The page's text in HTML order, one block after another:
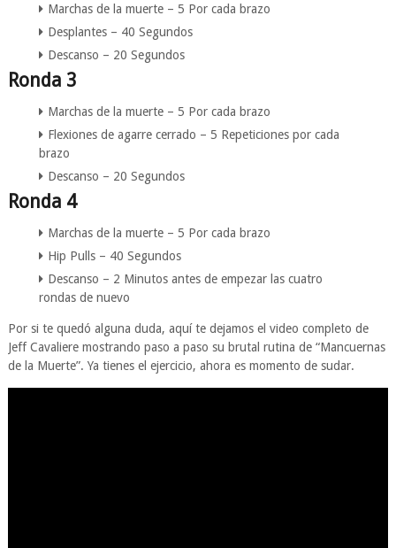
Marchas de la muerte – 5 Por cada brazo
Desplantes – 40 Segundos
Descanso – 20 Segundos
Ronda 3
Marchas de la muerte – 5 Por cada brazo
Flexiones de agarre cerrado – 5 Repeticiones por cada
brazo
Descanso – 20 Segundos
Ronda 4
Marchas de la muerte – 5 Por cada brazo
Hip Pulls – 40 Segundos
Descanso – 2 Minutos antes de empezar las cuatro
rondas de nuevo
Por si te quedó alguna duda, aquí te dejamos el video completo de
Jeff Cavaliere mostrando paso a paso su brutal rutina de “Mancuernas
de la Muerte”. Ya tienes el ejercicio, ahora es momento de sudar.